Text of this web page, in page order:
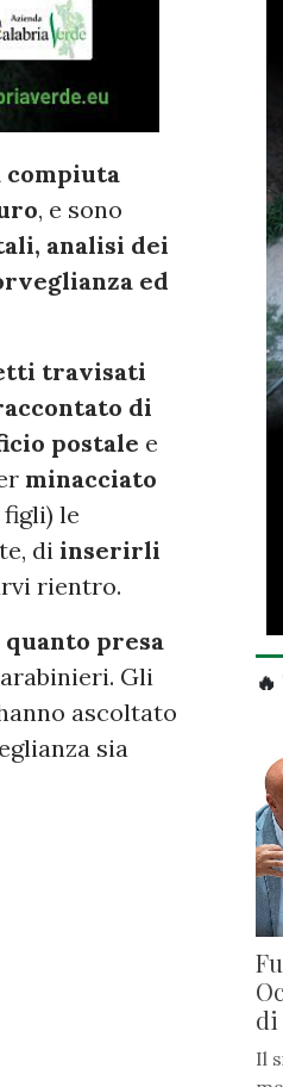
compiuta
, e sono
analisi dei
ed
travisati
di
postale e
minacciato
le
di inserirli
rientro.
presa
Gli
ascoltato
sia
di
Il